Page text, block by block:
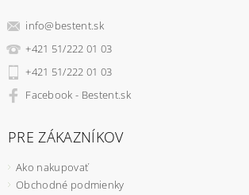
info@bestent.sk
+421 51/222 01 03
+421 51/222 01 03
Facebook - Bestent.sk
PRE ZÁKAZNÍKOV
Ako nakupovať
Obchodné podmienky